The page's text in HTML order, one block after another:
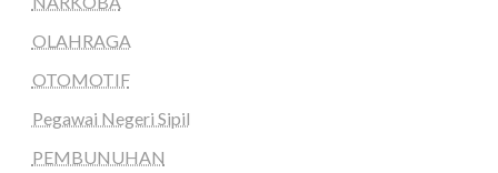
OLAHRAGA
OTOMOTIF
Pegawai Negeri Sipil
PEMBUNUHAN